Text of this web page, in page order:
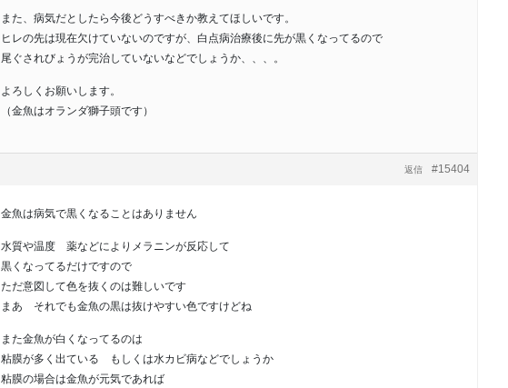
また、病気だとしたら今後どうすべきか教えてほしいです。
ヒレの先は現在欠けていないのですが、白点病治療後に先が黒くなってるので
尾ぐされびょうが完治していないなどでしょうか、、、。
よろしくお願いします。
（金魚はオランダ獅子頭です）
#15404
返信
金魚は病気で黒くなることはありません
水質や温度 薬などによりメラニンが反応して
黒くなってるだけですので
ただ意図して色を抜くのは難しいです
まあ それでも金魚の黒は抜けやすい色ですけどね
また金魚が白くなってるのは
粘膜が多く出ている もしくは水カビ病などでしょうか
粘膜の場合は金魚が元気であれば